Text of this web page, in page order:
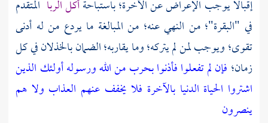
إقبالا يوجب الإعراض عن الآخرة؛ باستباحةأكل الربا المتقدم
في "البقرة"؛ من النهي عنه؛ من المبالغة ما يردع من له أدنى
تقوى؛ ويوجب لمن لم يتركه؛ وما يقاربه؛ الضمان بالخذلان في كل
زمان؛ فإن لم تفعلوا فأذنوا بحرب من الله ورسولهأولئك الذين
اشتروا الحياة الدنيا بالآخرة فلا يخفف عنهم العذاب ولا هم
ينصرون